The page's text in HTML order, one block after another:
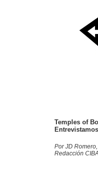
Temples of
Por JD
Redacción